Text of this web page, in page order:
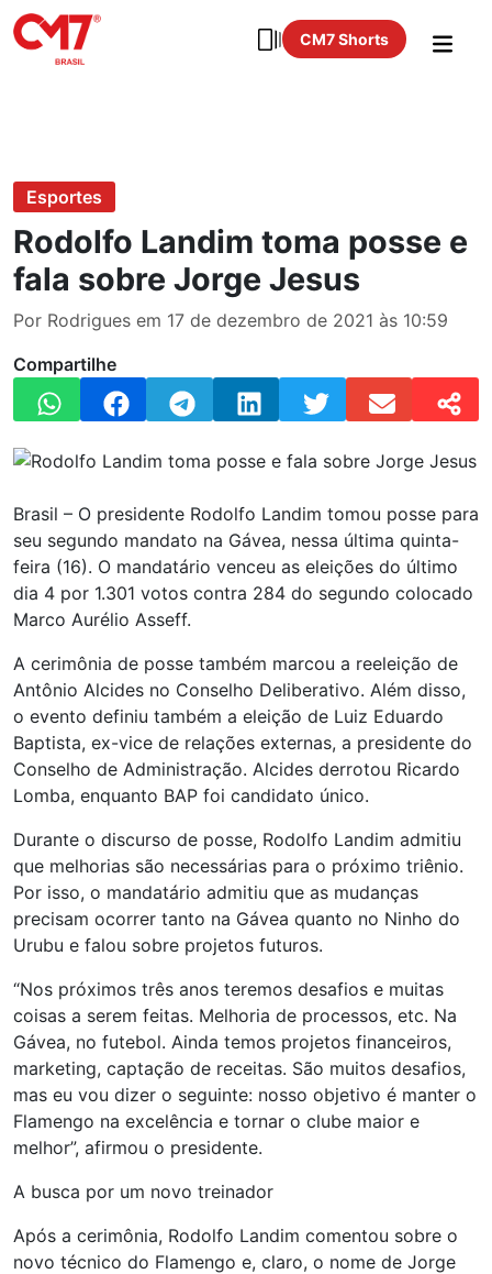
CM7 Shorts
Esportes
Rodolfo Landim toma posse e
fala sobre Jorge Jesus
Por Rodrigues em 17 de dezembro de 2021 às 10:59
Compartilhe
Brasil – O presidente Rodolfo Landim tomou posse para
seu segundo mandato na Gávea, nessa última quinta-
feira (16). O mandatário venceu as eleições do último
dia 4 por 1.301 votos contra 284 do segundo colocado
Marco Aurélio Asseff.
A cerimônia de posse também marcou a reeleição de
Antônio Alcides no Conselho Deliberativo. Além disso,
o evento definiu também a eleição de Luiz Eduardo
Baptista, ex-vice de relações externas, a presidente do
Conselho de Administração. Alcides derrotou Ricardo
Lomba, enquanto BAP foi candidato único.
Durante o discurso de posse, Rodolfo Landim admitiu
que melhorias são necessárias para o próximo triênio.
Por isso, o mandatário admitiu que as mudanças
precisam ocorrer tanto na Gávea quanto no Ninho do
Urubu e falou sobre projetos futuros.
“Nos próximos três anos teremos desafios e muitas
coisas a serem feitas. Melhoria de processos, etc. Na
Gávea, no futebol. Ainda temos projetos financeiros,
marketing, captação de receitas. São muitos desafios,
mas eu vou dizer o seguinte: nosso objetivo é manter o
Flamengo na excelência e tornar o clube maior e
melhor”, afirmou o presidente.
A busca por um novo treinador
Após a cerimônia, Rodolfo Landim comentou sobre o
novo técnico do Flamengo e, claro, o nome de Jorge